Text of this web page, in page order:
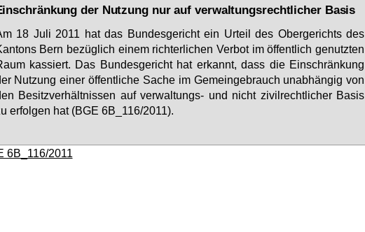
der Nutzung nur auf verwaltungsrechtlicher Basis
18 Ju­li 2011 hat das Bun­des­ge­richt ein Ur­teil des Ober­ge­richts des
Bern be­züg­lich ei­nem rich­ter­li­chen Ver­bot im öf­fent­lich ge­nutz­ten
kas­siert. Das Bun­des­ge­richt hat er­kannt, dass die Ein­schrän­kung
Nut­zung ei­ner öf­fent­li­che Sa­che im Ge­mein­ge­brauch un­ab­hän­gig von
Be­sitz­ver­hält­nis­sen auf ver­wal­tungs- und nicht zi­vil­recht­li­cher Ba­sis
er­fol­gen hat (BGE 6B_116/2011).
6B_116/2011